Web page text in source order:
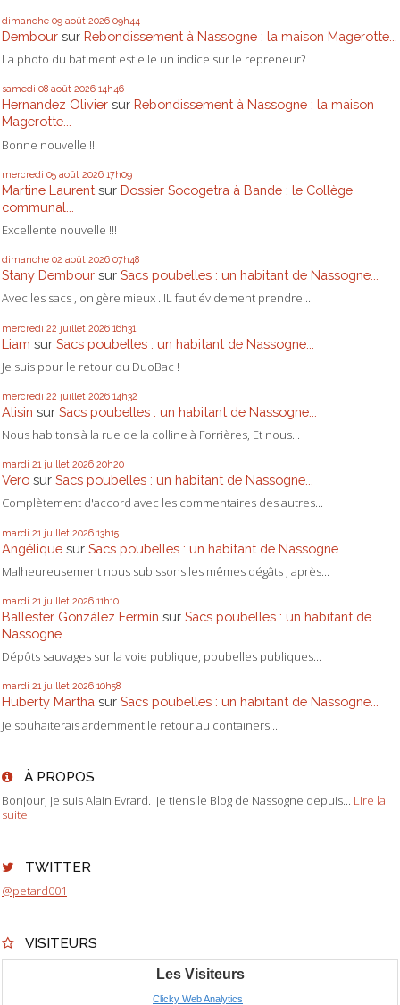
dimanche 09 août 2026 09h44
Dembour sur Rebondissement à Nassogne : la maison Magerotte...
La photo du batiment est elle un indice sur le repreneur?
samedi 08 août 2026 14h46
Hernandez Olivier sur Rebondissement à Nassogne : la maison
Magerotte...
Bonne nouvelle !!!
mercredi 05 août 2026 17h09
Martine Laurent sur Dossier Socogetra à Bande : le Collège
communal...
Excellente nouvelle !!!
dimanche 02 août 2026 07h48
Stany Dembour sur Sacs poubelles : un habitant de Nassogne...
Avec les sacs , on gère mieux . IL faut évidement prendre...
mercredi 22 juillet 2026 16h31
Liam sur Sacs poubelles : un habitant de Nassogne...
Je suis pour le retour du DuoBac !
mercredi 22 juillet 2026 14h32
Alisin sur Sacs poubelles : un habitant de Nassogne...
Nous habitons à la rue de la colline à Forrières, Et nous...
mardi 21 juillet 2026 20h20
Vero sur Sacs poubelles : un habitant de Nassogne...
Complètement d'accord avec les commentaires des autres...
mardi 21 juillet 2026 13h15
Angélique sur Sacs poubelles : un habitant de Nassogne...
Malheureusement nous subissons les mêmes dégâts , après...
mardi 21 juillet 2026 11h10
Ballester González Fermín sur Sacs poubelles : un habitant de
Nassogne...
Dépôts sauvages sur la voie publique, poubelles publiques...
mardi 21 juillet 2026 10h58
Huberty Martha sur Sacs poubelles : un habitant de Nassogne...
Je souhaiterais ardemment le retour au containers...
À PROPOS
Bonjour, Je suis Alain Evrard. je tiens le Blog de Nassogne depuis... Lire la
suite
TWITTER
@petard001
VISITEURS